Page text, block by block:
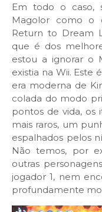
Em todo o caso,
Magolor como o
Return to Dream
que é dos
estou a ignorar o
existia na Wii. Este
era moderna de
colada do modo
pontos de vida, os
mais raros, um
espalhados pelos
Não temos, por
outras
jogador 1, nem
profundamente